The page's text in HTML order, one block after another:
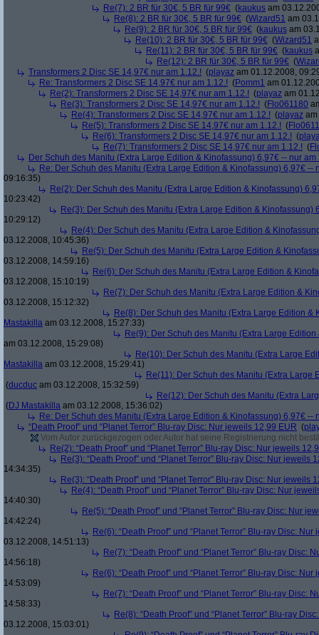
Re(7): 2 BR für 30€, 5 BR für 99€ (kaukus am
Re(8): 2 BR für 30€, 5 BR für 99€ (Wizard51 am
Re(9): 2 BR für 30€, 5 BR für 99€ (kaukus am
Re(10): 2 BR für 30€, 5 BR für 99€ (Wizard51
Re(11): 2 BR für 30€, 5 BR für 99€ (kaukus
Re(12): 2 BR für 30€, 5 BR für 99€ (
Transformers 2 Disc SE 14,97€ nur am 1.12.! (playaz am 01.12.2008,
Re: Transformers 2 Disc SE 14,97€ nur am 1.12.! (Pomm1 am
Re(2): Transformers 2 Disc SE 14,97€ nur am 1.12.! (playaz am
Re(3): Transformers 2 Disc SE 14,97€ nur am 1.12.! (Flo061180
Re(4): Transformers 2 Disc SE 14,97€ nur am 1.12.! (playaz
Re(5): Transformers 2 Disc SE 14,97€ nur am 1.12.! (
Re(6): Transformers 2 Disc SE 14,97€ nur am 1.12.! (
Re(7): Transformers 2 Disc SE 14,97€ nur am 1.12.! (
Der Schuh des Manitu (Extra Large Edition & Kinofassung) 6,97€ -- nur am
Re: Der Schuh des Manitu (Extra Large Edition & Kinofassung) 6,97€ --
09:16:35)
Re(2): Der Schuh des Manitu (Extra Large Edition & Kinofassung)
10:23:42)
Re(3): Der Schuh des Manitu (Extra Large Edition & Kinofassung)
10:29:12)
Re(4): Der Schuh des Manitu (Extra Large Edition &
03.12.2008, 10:45:36)
Re(5): Der Schuh des Manitu (Extra Large Edition &
03.12.2008, 14:59:16)
Re(6): Der Schuh des Manitu (Extra Large Edition &
03.12.2008, 15:10:19)
Re(7): Der Schuh des Manitu (Extra Large Edition &
03.12.2008, 15:12:32)
Re(8): Der Schuh des Manitu (Extra Large Edition &
Mastakilla am 03.12.2008, 15:27:33)
Re(9): Der Schuh des Manitu (Extra Large
am 03.12.2008, 15:29:08)
Re(10): Der Schuh des Manitu (Extra Large
Mastakilla am 03.12.2008, 15:29:41)
Re(11): Der Schuh des Manitu (Extra Large
(ducduc am 03.12.2008, 15:32:59)
Re(12): Der Schuh des Manitu (Extra
(DJ Mastakilla am 03.12.2008, 15:36:02)
Re: Der Schuh des Manitu (Extra Large Edition & Kinofassung) 6,97€ --
“Death Proof” und “Planet Terror” Blu-ray Disc: Nur jeweils 12,99 EUR (
Vom Autor zurückgezogen oder Autor hat seine Registrierung nicht
Re(2): “Death Proof” und “Planet Terror” Blu-ray Disc: Nur jeweils
Re(3): “Death Proof” und “Planet Terror” Blu-ray Disc: Nur jeweils
14:34:35)
Re(3): “Death Proof” und “Planet Terror” Blu-ray Disc: Nur jeweils
Re(4): “Death Proof” und “Planet Terror” Blu-ray Disc: Nur
14:40:30)
Re(5): “Death Proof” und “Planet Terror” Blu-ray Disc: Nur
14:42:24)
Re(6): “Death Proof” und “Planet Terror” Blu-ray Disc:
03.12.2008, 14:51:13)
Re(7): “Death Proof” und “Planet Terror” Blu-ray Disc:
14:56:18)
Re(6): “Death Proof” und “Planet Terror” Blu-ray Disc:
14:53:09)
Re(7): “Death Proof” und “Planet Terror” Blu-ray Disc:
14:58:33)
Re(8): “Death Proof” und “Planet Terror” Blu-ray
03.12.2008, 15:03:01)